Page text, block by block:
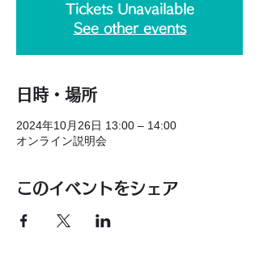
Tickets Unavailable
See other events
日時・場所
2024年10月26日 13:00 – 14:00
オンライン説明会
このイベントをシェア